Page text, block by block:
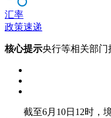
汇率
政策速递
核心提示央行等相关部门
截至6月10日12时，